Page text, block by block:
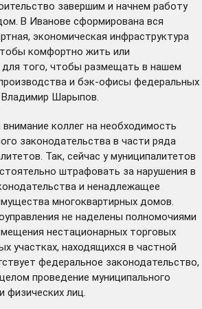
завершим и начнем работу
В Иванове сформирована вся
экономическая инфраструктура
комфортно жить или
для того, чтобы размещать в нашем
и бэк-офисы федеральных
Шарыпов.
коллег на необходимость
законодательства в части ряда
Так, сейчас у муниципалитетов
штрафовать за нарушения в
и ненадлежащее
многоквартирных домов.
не наделены полномочиями
нестационарных торговых
участках, находящихся в частной
федеральное законодательство,
проведение муниципального
физических лиц.